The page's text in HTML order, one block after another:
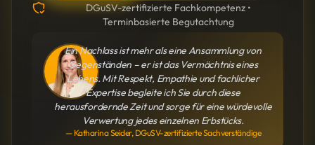
DGuSV-zertifizierte Fachkompetenz •
Terminbasierte Begutachtung
Ein Nachlass ist mehr als eine Ansammlung von
Gegenständen – er ist das Vermächtnis eines
Lebens. Mit Respekt, Empathie und fachlicher
Expertise begleite ich Sie durch diese
herausfordernde Zeit und sorge für eine würdevolle
Verwertung jedes einzelnen Erbstücks.
— Katharina Seider, DGuSV-zertifizierte Sachverständige